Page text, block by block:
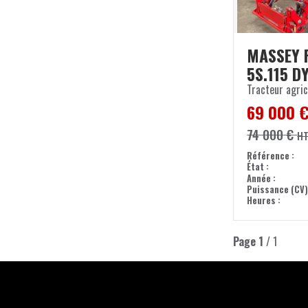
Tracteur
MASSEY
5S.115
Référence
État
Année
Puissance (CV)
Heures
74 000€
69 000 €
Page 1 / 1